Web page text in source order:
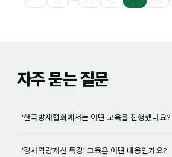
자주 묻는 질문
‘한국방재협회에서는 어떤 교육을 진행했나요?
‘강사역량개선 특강’ 교육은 어떤 내용인가요?